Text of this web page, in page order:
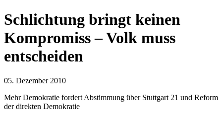
Schlichtung bringt keinen
Kompromiss – Volk muss
entscheiden
05. Dezember 2010
Mehr Demokratie fordert Abstimmung über Stuttgart 21 und Reform
der direkten Demokratie